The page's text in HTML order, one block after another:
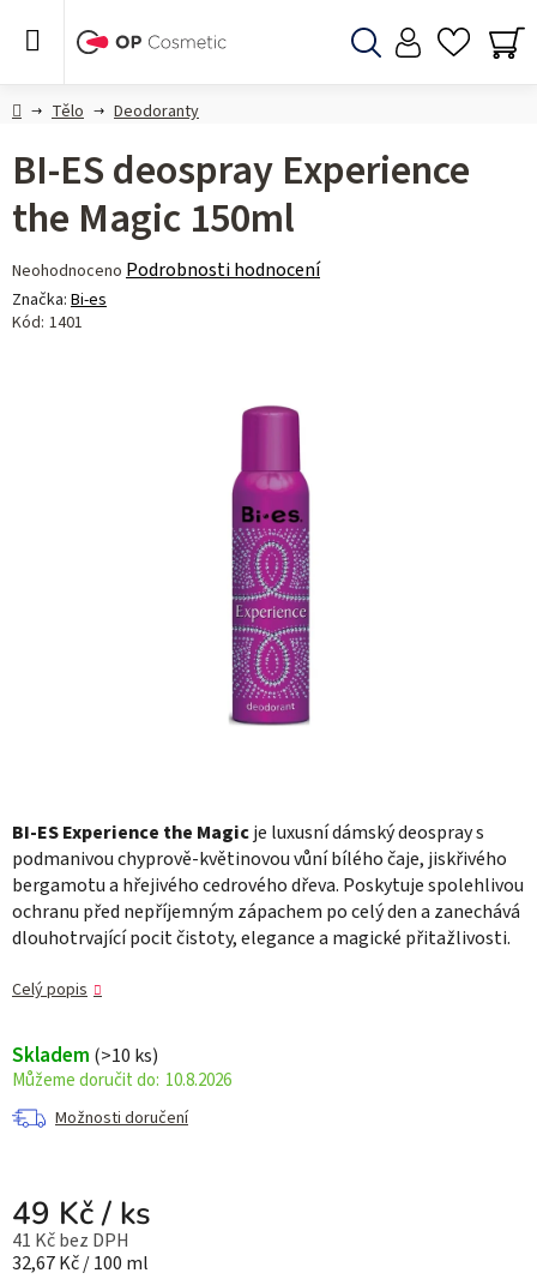
DomůTělo Deodoranty
BI-ES Experience the Magicje luxusní dámský deospray s
podmanivou chyprově-květinovou vůní bílého čaje, jiskřivého
bergamotu a hřejivého cedrového dřeva. Poskytuje spolehlivou
ochranu před nepříjemným zápachem po celý den a zanechává
dlouhotrvající pocit čistoty, elegance a magické přitažlivosti.
Celý popis
Skladem (>10 ks)
10.8.2026
Možnosti doručení
49 Kč/ ks
41 Kč bez DPH
Měrná cena:
32,67 Kč / 100 ml
BI-ES deospray Experience
the Magic 150ml
Průměrné
hodnocení
produktu
Neohodnoceno Podrobnosti hodnocení
Značka: Bi-es
Kód: 1401